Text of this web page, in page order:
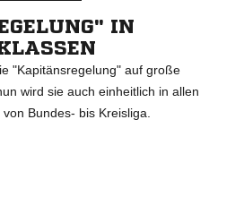
IN
"Kapitänsregelung" auf große
wird sie auch einheitlich in allen
Bundes- bis Kreisliga.